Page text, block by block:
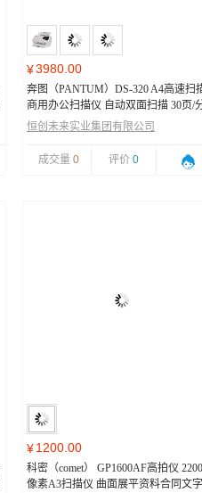
¥3980.00
奔图（PANTUM）DS-320 A4高速扫
商用办公扫描仪 自动双面扫描 30页/
国产化
恒创未来实业集团有限公司
成交量 0 评价 0
¥1200.00
科密（comet） GP1600AF高拍仪
像素A3扫描仪 曲面展平资料合同文